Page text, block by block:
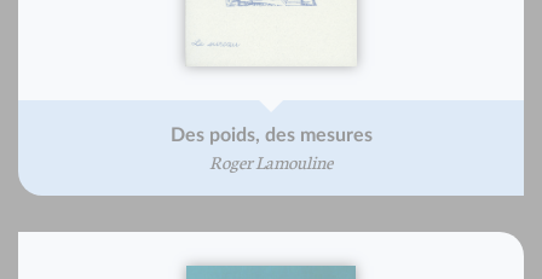
Des poids, des mesures
Roger Lamouline